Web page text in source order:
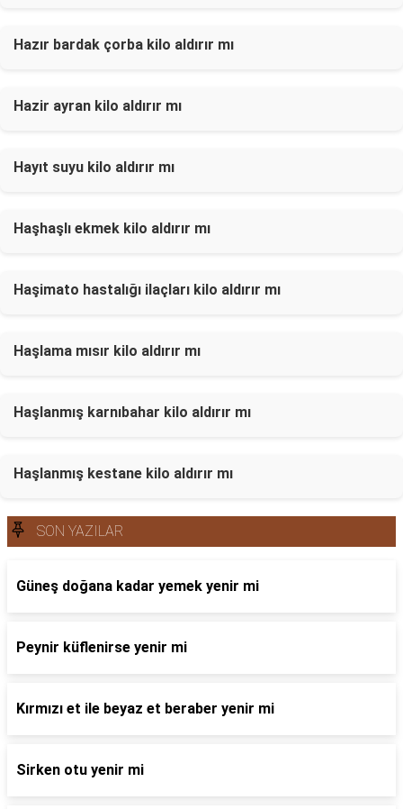
Hazır bardak çorba kilo aldırır mı
Hazir ayran kilo aldırır mı
Hayıt suyu kilo aldırır mı
Haşhaşlı ekmek kilo aldırır mı
Haşimato hastalığı ilaçları kilo aldırır mı
Haşlama mısır kilo aldırır mı
Haşlanmış karnıbahar kilo aldırır mı
Haşlanmış kestane kilo aldırır mı
SON YAZILAR
Güneş doğana kadar yemek yenir mi
Peynir küflenirse yenir mi
Kırmızı et ile beyaz et beraber yenir mi
Sirken otu yenir mi